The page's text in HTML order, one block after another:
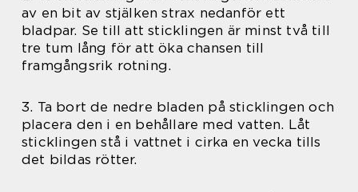
av en bit av stjälken strax nedanför ett
bladpar. Se till att sticklingen är minst två till
tre tum lång för att öka chansen till
framgångsrik rotning.
3. Ta bort de nedre bladen på sticklingen och
placera den i en behållare med vatten. Låt
sticklingen stå i vattnet i cirka en vecka tills
det bildas rötter.